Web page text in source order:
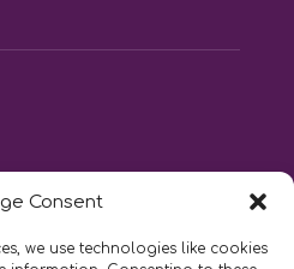
Consent
we use technologies like cookies
studio
Παρασκευή